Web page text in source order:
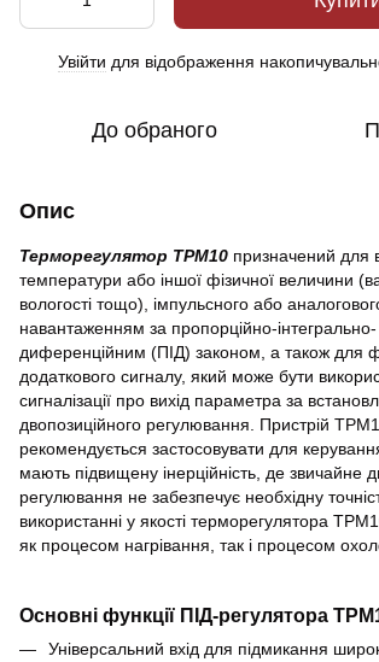
Увійти для відображення
До обраного
Опис
Терморегулятор ТРМ10 призначений для
температури або іншої фізичної величини
вологості тощо), імпульсного або
навантаженням за пропорційно-інтегрально-
диференційним (ПІД) законом, а також для
додаткового сигналу, який може бути
сигналізації про вихід параметра за
двопозиційного регулювання. Пристрій
рекомендується застосовувати для
мають підвищену інерційність, де звичайне
регулювання не забезпечує необхідну
використанні у якості терморегулятора
як процесом нагрівання, так і процесом
Основні функції ПІД-регулятора
Універсальний вхід для підмикання